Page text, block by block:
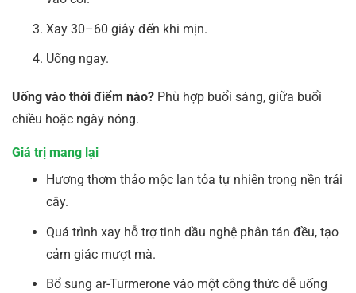
Xay 30–60 giây đến khi mịn.
Uống ngay.
Uống vào thời điểm nào? Phù hợp buổi sáng, giữa buổi
chiều hoặc ngày nóng.
Giá trị mang lại
Hương thơm thảo mộc lan tỏa tự nhiên trong nền trái
cây.
Quá trình xay hỗ trợ tinh dầu nghệ phân tán đều, tạo
cảm giác mượt mà.
Bổ sung ar-Turmerone vào một công thức dễ uống